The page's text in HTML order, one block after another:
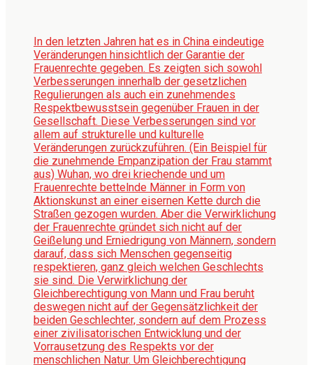
In den letzten Jahren hat es in China eindeutige
Veränderungen hinsichtlich der Garantie der
Frauenrechte gegeben. Es zeigten sich sowohl
Verbesserungen innerhalb der gesetzlichen
Regulierungen als auch ein zunehmendes
Respektbewusstsein gegenüber Frauen in der
Gesellschaft. Diese Verbesserungen sind vor
allem auf strukturelle und kulturelle
Veränderungen zurückzuführen. (Ein Beispiel für
die zunehmende Empanzipation der Frau stammt
aus) Wuhan, wo drei kriechende und um
Frauenrechte bettelnde Männer in Form von
Aktionskunst an einer eisernen Kette durch die
Straßen gezogen wurden. Aber die Verwirklichung
der Frauenrechte gründet sich nicht auf der
Geißelung und Erniedrigung von Männern, sondern
darauf, dass sich Menschen gegenseitig
respektieren, ganz gleich welchen Geschlechts
sie sind. Die Verwirklichung der
Gleichberechtigung von Mann und Frau beruht
deswegen nicht auf der Gegensätzlichkeit der
beiden Geschlechter, sondern auf dem Prozess
einer zivilisatorischen Entwicklung und der
Vorrausetzung des Respekts vor der
menschlichen Natur. Um Gleichberechtigung